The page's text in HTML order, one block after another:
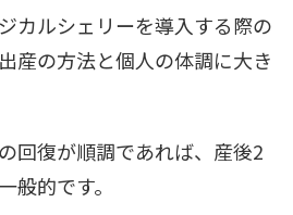
カルシェリーを導入する際の
産の方法と個人の体調に大き
回復が順調であれば、産後2
般的です。